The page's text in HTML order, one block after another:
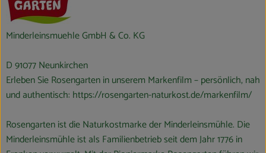
Minderleinsmuehle GmbH & Co. KG
D 91077 Neunkirchen
Erleben Sie Rosengarten in unserem Markenfilm – persönlich, nah
und authentisch: https://rosengarten-naturkost.de/markenfilm/
Rosengarten ist die Naturkostmarke der Minderleinsmühle. Die
Minderleinsmühle ist als Familienbetrieb seit dem Jahr 1776 in